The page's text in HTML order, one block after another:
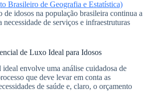
Brasileiro de Geografia e Estatística)
de idosos na população brasileira continua a
de serviços e infraestruturas
de Luxo Ideal para Idosos
envolve uma análise cuidadosa de
que deve levar em conta as
de saúde e, claro, o orçamento